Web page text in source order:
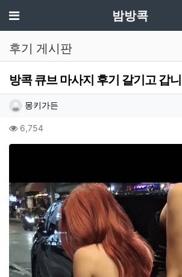
메뉴 밤방콕
후기 게시판
방콕 큐브 마사지 후기 갈기고 갑
작성자 정보
몽키가든
컨텐츠 정보
6,754
본문